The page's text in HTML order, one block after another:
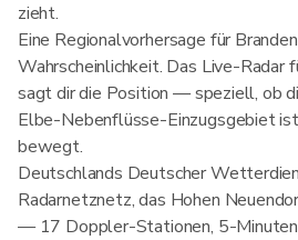
zieht.
Eine Regionalvorhersage für
Wahrscheinlichkeit. Das Live-Radar
sagt dir die Position — speziell, ob
Elbe-Nebenflüsse-Einzugsgebiet ist
bewegt.
Deutschlands Deutscher
Radarnetznetz, das Hohen
— 17 Doppler-Stationen, 5-